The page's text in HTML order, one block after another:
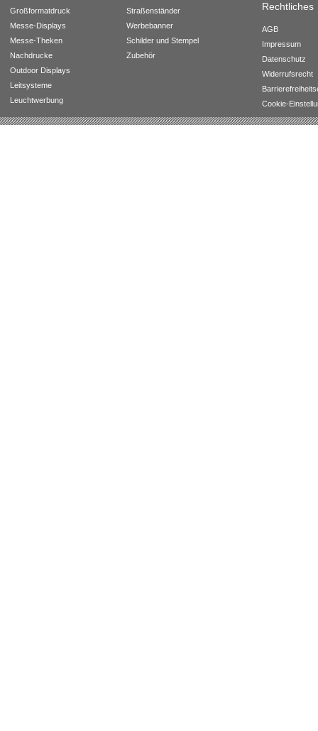
Großformatdruck
Messe-Displays
Messe-Theken
Nachdrucke
Outdoor Displays
Leitsysteme
Leuchtwerbung
Straßenständer
Werbebanner
Schilder und Stempel
Zubehör
Rechtliches
AGB
Impressum
Datenschutz
Widerrufsrecht
Cookie-